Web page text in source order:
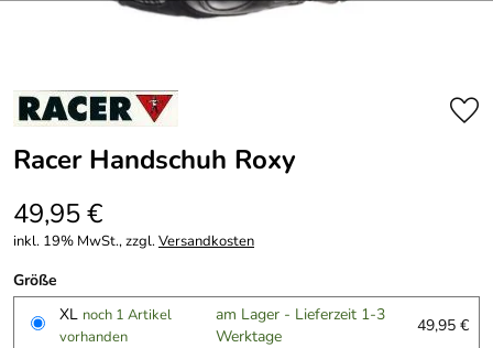
Racer Handschuh Roxy
49,95 €
inkl. 19% MwSt., zzgl.Versandkosten
Größe
XL noch 1 Artikel
vorhanden
am Lager - Lieferzeit 1-3
Werktage
49,95 €